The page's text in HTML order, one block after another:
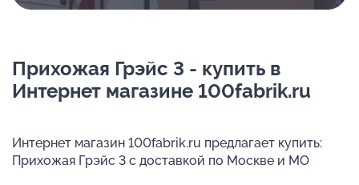
Прихожая Грэйс 3 - купить в
Интернет магазине 100fabrik.ru
Интернет магазин 100fabrik.ru предлагает купить:
Прихожая Грэйс 3 с доставкой по Москве и МО